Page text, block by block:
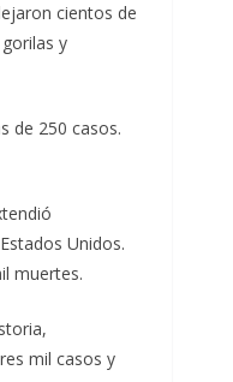
cientos de
y
de 250 casos.
Unidos.
muertes.
mil casos y